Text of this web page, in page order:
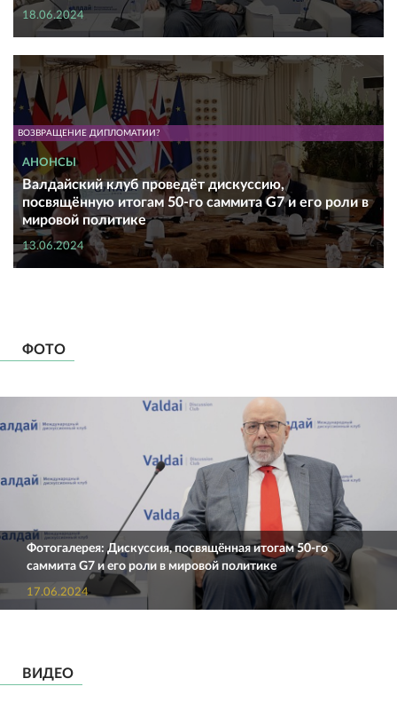
18.06.2024
АНОНСЫ
ВОЗВРАЩЕНИЕ ДИПЛОМАТИИ?
Валдайский клуб проведёт дискуссию,
посвящённую итогам 50-го саммита G7 и его роли в
мировой политике
13.06.2024
ФОТО
Фотогалерея: Дискуссия, посвящённая итогам 50-го
саммита G7 и его роли в мировой политике
17.06.2024
ВИДЕО